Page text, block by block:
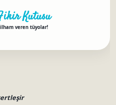
Kutusu
veren tüyolar!